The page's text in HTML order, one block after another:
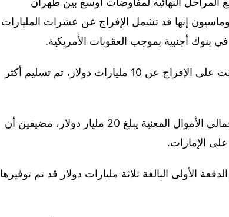
إنها قد تشمل الإفراج عن عشرات المليارات
بنوك أجنبية بموجب العقوبات الأمريكية.
وأبلغ مصدران إقليميان رويترز بأن الإمارات وافقت على الإفراج عن 10 مليارات دولار، تم تسليم أكثر
وقال مصدران آخران مطلعان على الاتفاق إن إجمالي الأموال المعنية يبلغ 20 مليار دولار، مضيفين أن
الإمارات.
الأولى البالغة ثلاثة مليارات دولار قد تم توفيرها